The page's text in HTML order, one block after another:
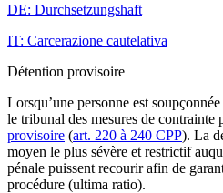
DE: Durchsetzungshaft
IT: Carcerazione cautelativa
Détention provisoire
Lorsqu’une personne est
le tribunal des mesures de contrainte
provisoire (art. 220 à 240 CPP). La
moyen le plus sévère et restrictif
pénale puissent recourir afin de
procédure (ultima ratio).